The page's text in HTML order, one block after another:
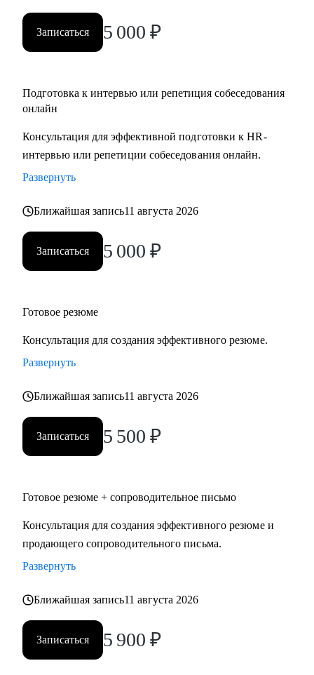
Записаться 5 000 ₽
Подготовка к интервью или репетиция собеседования
онлайн
Консультация для эффективной подготовки к HR-
интервью или репетиции собеседования онлайн.
Развернуть
Ближайшая запись11 августа 2026
Записаться 5 000 ₽
Готовое резюме
Консультация для создания эффективного резюме.
Развернуть
Ближайшая запись11 августа 2026
Записаться 5 500 ₽
Готовое резюме + сопроводительное письмо
Консультация для создания эффективного резюме и
продающего сопроводительного письма.
Развернуть
Ближайшая запись11 августа 2026
Записаться 5 900 ₽